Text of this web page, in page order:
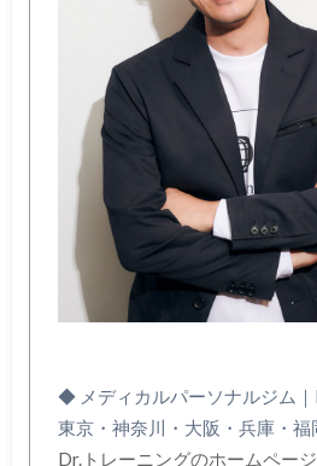
◆ メディカルパーソナルジム
東京・神奈川・大阪・兵庫・
Dr.トレーニングのホームペー